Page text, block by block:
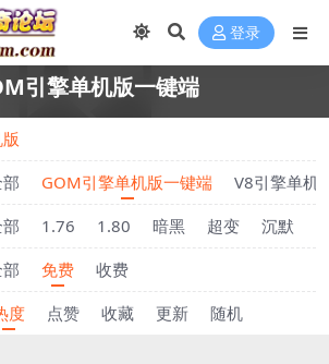
登录
引擎单机版一键端
GOM引擎单机版一键端
V8引擎单机
1.76 1.80 暗黑 超变 沉默
免费
收费
度 点赞 收藏 更新 随机